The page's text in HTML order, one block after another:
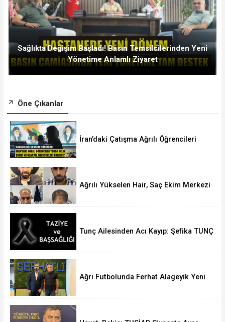
Sağlıkta Değişim Başladı! Basın Temsilcilerinden Yeni
Yönetime Anlamlı Ziyaret
Öne Çıkanlar
İran’daki Çatışma Ağrılı Öğrencileri
Ağrılı Yükselen Hair, Saç Ekim Merkezi
Tunç Ailesinden Acı Kayıp: Şefika TUNÇ
Ağrı Futbolunda Ferhat Alageyik Yeni